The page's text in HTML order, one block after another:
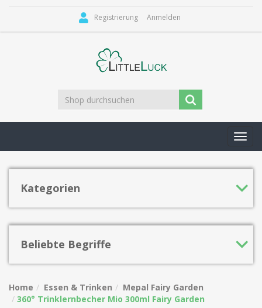
Registrierung Anmelden
Kategorien
Beliebte Begriffe
Home Essen & Trinken
Mepal Fairy Garden
360° Trinklernbecher Mio 300ml Fairy Garden